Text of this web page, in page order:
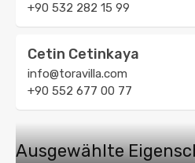
+90 532 282 15 99
Cetin Cetinkaya
info@toravilla.com
+90 552 677 00 77
Ausgewählte